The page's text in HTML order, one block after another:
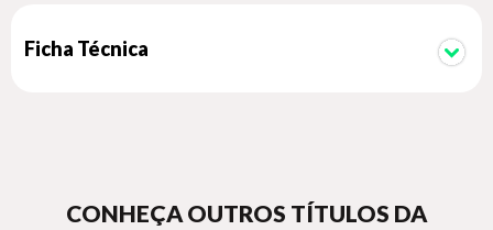
Ficha Técnica
CONHEÇA OUTROS TÍTULOS DA